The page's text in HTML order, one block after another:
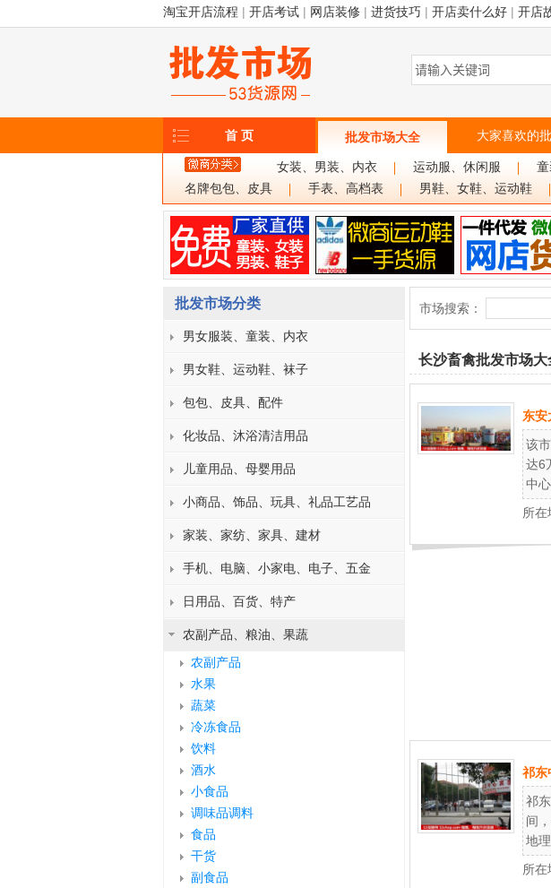
淘宝开店流程 | 开店考试 | 网店装修 | 进货技巧 | 开店卖什么好 | 开店
首 页 批发市场大全 大家喜欢的
女装、男装、内衣 运动服、休闲服
名牌包包、皮具
手表、高档表 男鞋、女鞋、运动鞋
批发市场分类
男女服装、童装、内衣
男女鞋、运动鞋、袜子
包包、皮具、配件
化妆品、沐浴清洁用品
儿童用品、母婴用品
小商品、饰品、玩具、礼品工艺品
家装、家纺、家具、建材
手机、电脑、小家电、电子、五金
日用品、百货、特产
农副产品、粮油、果蔬
农副产品
水果
蔬菜
冷冻食品
饮料
酒水
小食品
调味品调料
食品
干货
副食品
市场搜索：
长沙畜禽批发市场大
东安
该
达6
中
所在
祁东
祁
间
地理
所在